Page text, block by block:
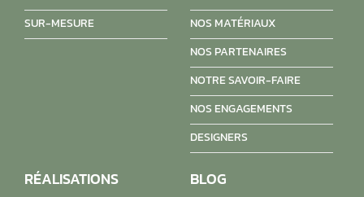
SUR-MESURE
NOS MATÉRIAUX
NOS PARTENAIRES
NOTRE SAVOIR-FAIRE
NOS ENGAGEMENTS
DESIGNERS
RÉALISATIONS BLOG